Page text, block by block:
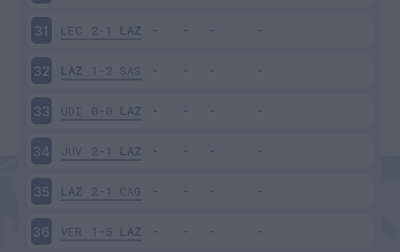
31 LEC 2-1 LAZ
32 LAZ 1-2 SAS
33 UDI 0-0 LAZ
34 JUV 2-1 LAZ
35 LAZ 2-1 CAG
36 VER 1-5 LAZ